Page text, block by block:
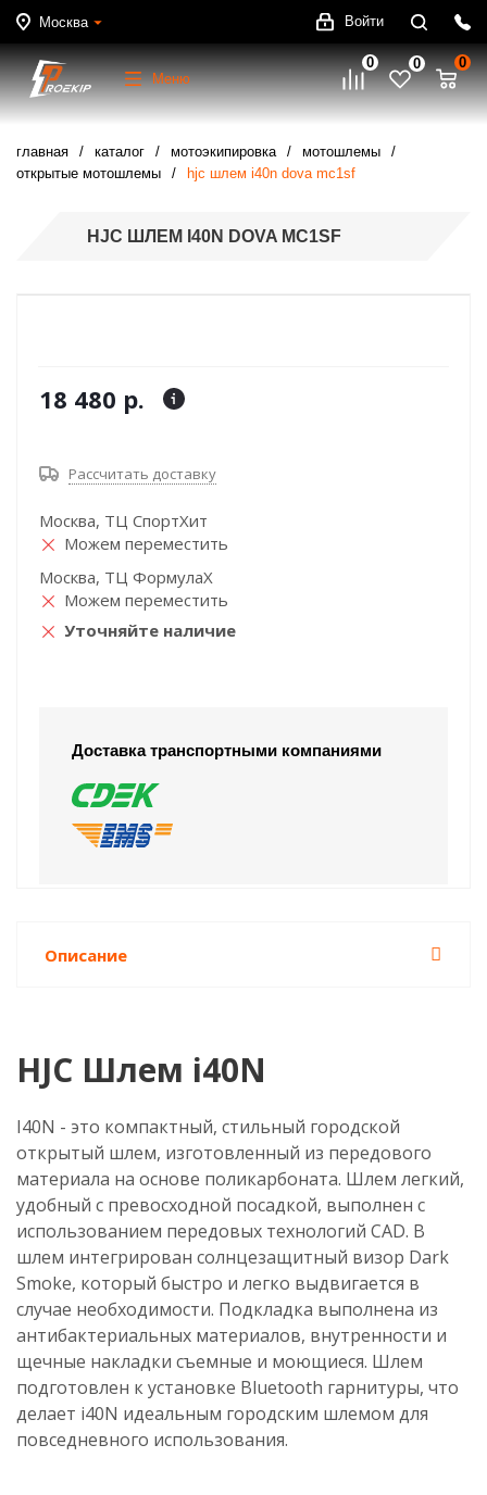
Москва Войти
Меню
0 0 0
главная каталог мотоэкипировка
мотошлемы
открытые мотошлемы
hjc шлем i40n dova mc1sf
HJC ШЛЕМ I40N DOVA MC1SF
18 480 р.
Рассчитать доставку
Москва, ТЦ СпортХит
Можем переместить
Москва, ТЦ ФормулаХ
Можем переместить
Уточняйте наличие
Доставка транспортными компаниями
Описание
HJC Шлем i40N
I40N - это компактный, стильный городской
открытый шлем, изготовленный из передового
материала на основе поликарбоната. Шлем легкий,
удобный с превосходной посадкой, выполнен с
использованием передовых технологий CAD. В
шлем интегрирован солнцезащитный визор Dark
Smoke, который быстро и легко выдвигается в
случае необходимости. Подкладка выполнена из
антибактериальных материалов, внутренности и
щечные накладки съемные и моющиеся. Шлем
подготовлен к установке Bluetooth гарнитуры, что
делает i40N идеальным городским шлемом для
повседневного использования.